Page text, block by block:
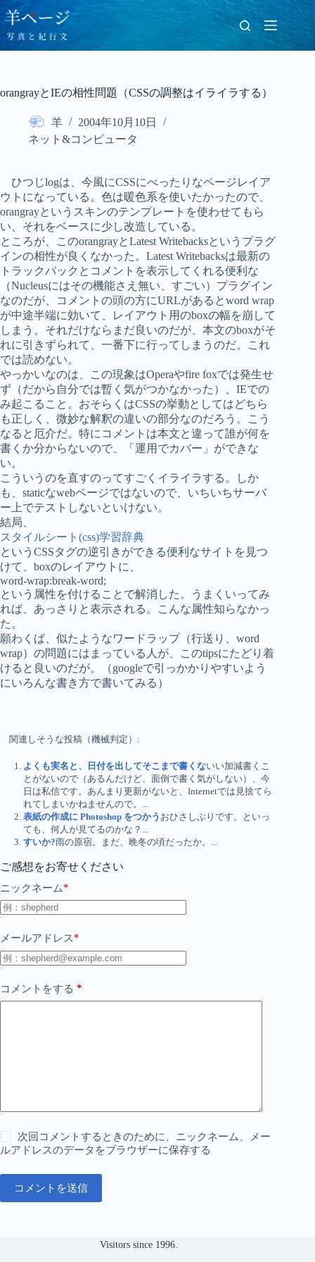
コ
ン
テ
ン
ス
orangrayとIEの相性問題（CSSの調整はイライラする）
羊
2004年10月10日
ネット&コンピュータ
ひつじlogは、今風にCSSにべったりなページレイア
ウトになっている。色は暖色系を使いたかったので、
orangrayというスキンのテンプレートを使わせてもら
い、それをベースに少し改造している。
ところが、このorangrayとLatest Writebacksというプラグ
インの相性が良くなかった。Latest Writebacksは最新の
トラックバックとコメントを表示してくれる便利な
（Nucleusにはその機能さえ無い、すごい）プラグイン
なのだが、コメントの頭の方にURLがあるとword wrap
が中途半端に効いて、レイアウト用のboxの幅を崩して
しまう。それだけならまだ良いのだが、本文のboxがそ
れに引きずられて、一番下に行ってしまうのだ。これ
では読めない。
やっかいなのは、この現象はOperaやfire foxでは発生せ
ず（だから自分では暫く気がつかなかった）、IEでの
み起こること。おそらくはCSSの挙動としてはどちら
も正しく、微妙な解釈の違いの部分なのだろう。こう
なると厄介だ。特にコメントは本文と違って誰が何を
書くか分からないので、「運用でカバー」ができな
い。
こういうのを直すのってすごくイライラする。しか
も、staticなwebページではないので、いちいちサーバ
ー上でテストしないといけない。
結局、
スタイルシート(css)学習辞典
というCSSタグの逆引きができる便利なサイトを見つ
けて、boxのレイアウトに、
word-wrap:break-word;
という属性を付けることで解消した。うまくいってみ
れば、あっさりと表示される。こんな属性知らなかっ
た。
願わくば、似たようなワードラップ（行送り、word
wrap）の問題にはまっている人が、このtipsにたどり着
けると良いのだが。（googleで引っかかりやすいよう
にいろんな書き方で書いてみる）
関連しそうな投稿（機械判定）:
よくも実名と、日付を出してそこまで書くないい加減書くこ
とがないので（あるんだけど、面倒で書く気がしない）、今
日は私信です。あんまり更新がないと、Internetでは見捨てら
れてしまいかねませんので。...
表紙の作成に Photoshop をつかう おひさしぶりです。といっ
ても、何人が見てるのかな？...
すいか?雨の原宿。まだ、晩冬の頃だったか。...
ご感想をお寄せください
ニックネーム*
メールアドレス*
コメントをする *
次回コメントするときのために、ニックネーム、メー
ルアドレスのデータをブラウザーに保存する
コメントを送信
Visitors since 1996.